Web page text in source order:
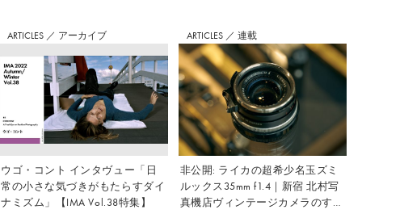
ARTICLES ／ アーカイブ
ウゴ・コント インタヴュー「日
常の小さな気づきがもたらすダイ
ナミズム」【IMA Vol.38特集】
ARTICLES ／ 連載
非公開: ライカの超希少名玉ズミ
ルックス35mm f1.4｜新宿 北村写
真機店ヴィンテージカメラのすす